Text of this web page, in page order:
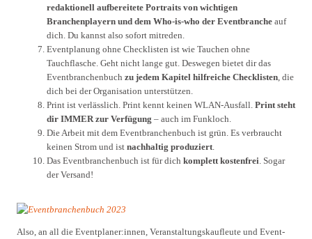
redaktionell aufbereitete Portraits von wichtigen
Branchenplayern und dem Who-is-who der Eventbranche auf
dich. Du kannst also sofort mitreden.
Eventplanung ohne Checklisten ist wie Tauchen ohne
Tauchflasche. Geht nicht lange gut. Deswegen bietet dir das
Eventbranchenbuch zu jedem Kapitel hilfreiche Checklisten, die
dich bei der Organisation unterstützen.
Print ist verlässlich. Print kennt keinen WLAN-Ausfall. Print steht
dir IMMER zur Verfügung – auch im Funkloch.
Die Arbeit mit dem Eventbranchenbuch ist grün. Es verbraucht
keinen Strom und ist nachhaltig produziert.
Das Eventbranchenbuch ist für dich komplett kostenfrei. Sogar
der Versand!
Also, an all die Eventplaner:innen, Veranstaltungskaufleute und Event-